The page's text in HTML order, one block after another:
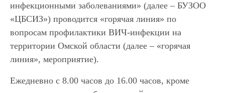
инфекционными заболеваниями» (далее – БУЗОО
«ЦБСИЗ») проводится «горячая линия» по
вопросам профилактики ВИЧ-инфекции на
территории Омской области (далее – «горячая
линия», мероприятие).
Ежедневно с 8.00 часов до 16.00 часов, кроме